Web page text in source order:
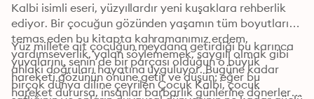
Kalbi isimli eseri, yüzyıllardır yeni kuşaklara rehberlik
ediyor. Bir çocuğun gözünden yaşamın tüm boyutlarına
temas eden bu kitapta kahramanımız erdem,
yardımseverlik, yalan söylememek, saygılı olmak gibi
ahlaki doğruları hayatına uyguluyor. Bugüne kadar
birçok dünya diline çevrilen Çocuk Kalbi, çocuk
Yüz millete ait çocuğun meydana getirdiği bu karınca
yuvalarını, senin de bir parçası olduğun o büyük
hareketi gözünün önüne getir ve düşün; eğer bu
hareket durursa, insanlar barbarlık günlerine dönerler.